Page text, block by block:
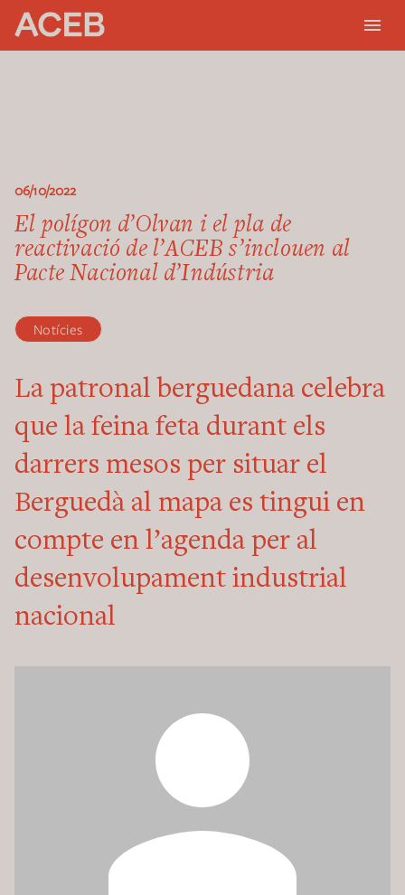
06/10/2022
El polígon d’Olvan i el pla de
reactivació de l’ACEB s’inclouen al
Pacte Nacional d’Indústria
Notícies
La patronal berguedana celebra
que la feina feta durant els
darrers mesos per situar el
Berguedà al mapa es tingui en
compte en l’agenda per al
desenvolupament industrial
nacional